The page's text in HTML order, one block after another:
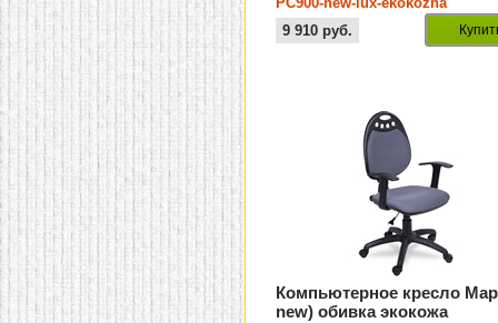
9 910 руб.
Компьютерное кресло
new) обивка экокожа